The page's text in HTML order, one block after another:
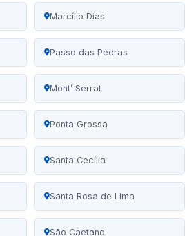
Marcílio Dias
Passo das Pedras
Mont’ Serrat
Ponta Grossa
Santa Cecília
Santa Rosa de Lima
São Caetano